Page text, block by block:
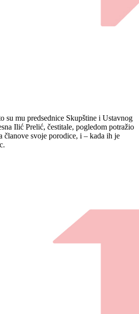
su mu predsednice Skupštine i Ustavnog
Ilić Prelić, čestitale, pogledom potražio
članove svoje porodice, i – kada ih je